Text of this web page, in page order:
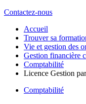
Contactez-nous
Accueil
Trouver sa
Vie et gestion des
Gestion financière
Comptabilité
Licence Gestion
Comptabilité